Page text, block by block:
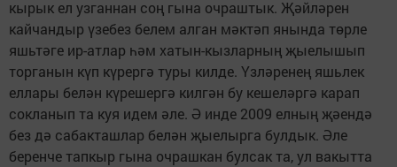
кырык ел узганнан соң гына очраштык. Җәйләрен
кайчандыр үзебез белем алган мәктәп янында төрле
яшьтәге ир-атлар һәм хатын-кызларның җыелышып
торганын күп күрергә туры килде. Үзләренең яшьлек
еллары белән күрешергә килгән бу кешеләргә карап
сокланып та куя идем әле. Ә инде 2009 елның җәендә
без дә сабакташлар белән җыелырга булдык. Әле
беренче тапкыр гына очрашкан булсак та, ул вакытта